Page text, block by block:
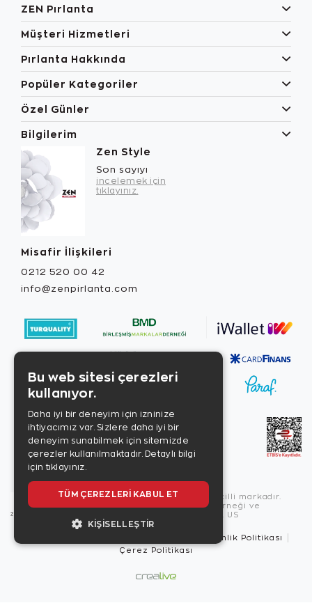
ZEN Pırlanta
Müşteri Hizmetleri
Pırlanta Hakkında
Popüler Kategoriler
Özel Günler
Bilgilerim
Zen Style
Son sayıyı
incelemek için
tıklayınız.
Misafir İlişkileri
0212 520 00 42
info@zenpirlanta.com
Copyright © 2026, Zen Diamond tescilli markadır.
Zen Diamond Birleşmiş Markalar Derneği ve
Turquality Destek Programı üyesidir. US
Güvenlik Politikası
Çerez Politikası
Bu web sitesi çerezleri
kullanıyor.
Daha iyi bir deneyim için izninize
ihtiyacımız var. Sizlere daha iyi bir
deneyim sunabilmek için sitemizde
çerezler kullanılmaktadır. Detaylı bilgi
için tıklayınız.
TÜM ÇEREZLERI KABUL ET
KIŞISELLEŞTIR